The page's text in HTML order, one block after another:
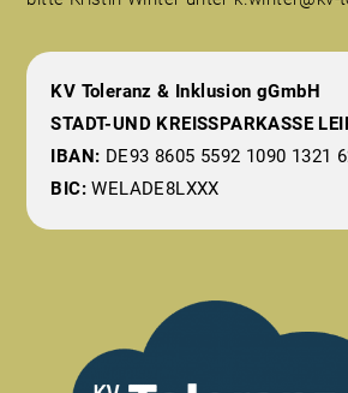
KV Toleranz & Inklusion gGmbH
STADT-UND KREISSPARKASSE
IBAN: DE93 8605 5592 1090 1321
BIC: WELADE8LXXX